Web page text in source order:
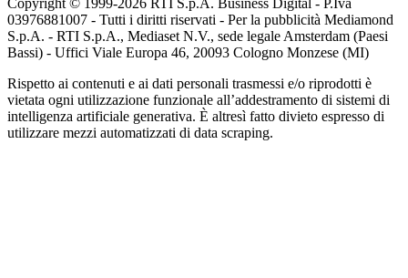
Copyright © 1999-2026 RTI S.p.A. Business Digital - P.Iva
03976881007 - Tutti i diritti riservati - Per la pubblicità Mediamond
S.p.A. - RTI S.p.A., Mediaset N.V., sede legale Amsterdam (Paesi
Bassi) - Uffici Viale Europa 46, 20093 Cologno Monzese (MI)
Rispetto ai contenuti e ai dati personali trasmessi e/o riprodotti è
vietata ogni utilizzazione funzionale all’addestramento di sistemi di
intelligenza artificiale generativa. È altresì fatto divieto espresso di
utilizzare mezzi automatizzati di data scraping.